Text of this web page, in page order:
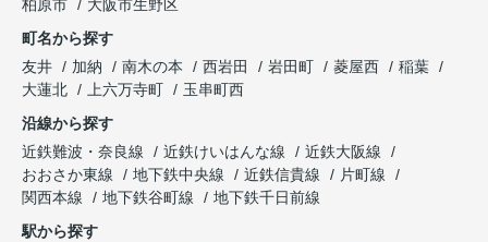
柏原市
大阪市生野区
町名から探す
友井
加納 南木の本 西岩田 岩田町 菱屋西
稲葉
大蓮北
上六万寺町
玉串町西
沿線から探す
近鉄難波・奈良線
近鉄けいはんな線
近鉄大阪線
おおさか東線
地下鉄中央線 近鉄信貴線
片町線
関西本線
地下鉄谷町線
地下鉄千日前線
駅から探す